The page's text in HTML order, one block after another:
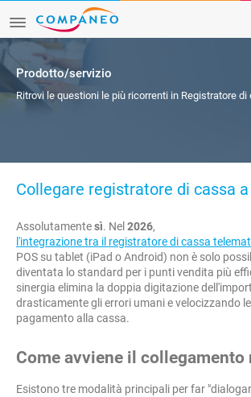
Prodotto/servizio
Ritrovi le questioni le più ricorrenti in Registratore di
Collegare registratore di cassa
Assolutamentesì. Nel 2026,
l'integrazione tra il registratore di cassa
POS su tablet (iPad o Android) non è solo
diventata lo standard per i punti vendita più
sinergia elimina la doppia digitazione
drasticamente gli errori umani e velocizzando
pagamento alla cassa.
Come avviene il collegamento
Esistono tre modalità principali per far